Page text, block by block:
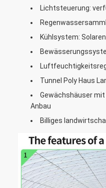
Lichtsteuerung:
Kühlsystem:
Tunnel Poly Haus
Gewächshäuser
Anbau
Billiges